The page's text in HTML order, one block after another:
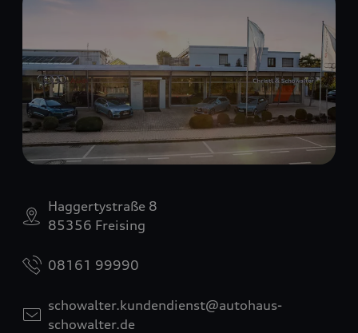
Haggertystraße 8
85356 Freising
08161 99990
schowalter.kundendienst@autohaus-
schowalter.de